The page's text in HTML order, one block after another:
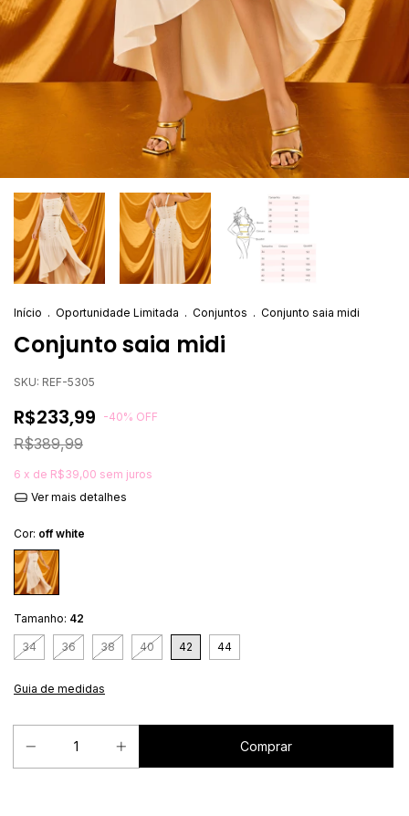
Início . Oportunidade Limitada . Conjuntos . Conjunto saia midi
Conjunto saia midi
SKU: REF-5305
R$233,99 -40% OFF
R$389,99
6 x de R$39,00 sem juros
Ver mais detalhes
Cor: off white
Tamanho: 42
34 36 38 40 42 44
Guia de medidas